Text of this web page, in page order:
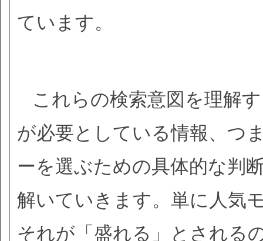
ています。
これらの検索意図を理解
が必要としている情報、つ
ーを選ぶための具体的な判
解いていきます。単に人気
それが「盛れる」とされる